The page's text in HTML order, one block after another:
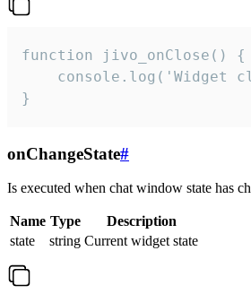
function jivo_onClose() {
console.log('Widget
}
onChangeState#
Is executed when chat window state has
Name Type
Description
state
string Current widget state